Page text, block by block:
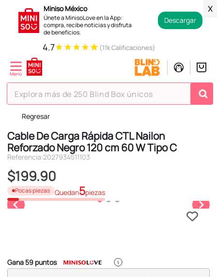
Miniso México
Únete a MinisoLove en la App:
compra, recibe noticias y disfruta
de beneficios.
Descargar
X
4.7★★★★★ (11k Calificaciones)
Explora más de 250 Blind Box únicos
Regresar
Cable De Carga Rápida CTL Nailon
Reforzado Negro 120 cm 60 W Tipo C
Referencia:2027934511103
$199.90
Pocas piezas Quedan5piezas
Gana59 puntos
TÉRMINOS MÁS BUSCADOS
1.
hello kitty
2.
spiderman
3
peluche
4.
osito cariñosito
5.
blind box
9.
chiikawas